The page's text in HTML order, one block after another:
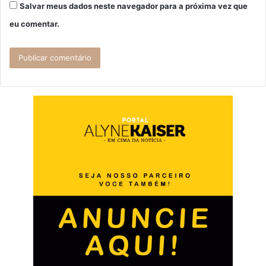
Salvar meus dados neste navegador para a próxima vez que
eu comentar.